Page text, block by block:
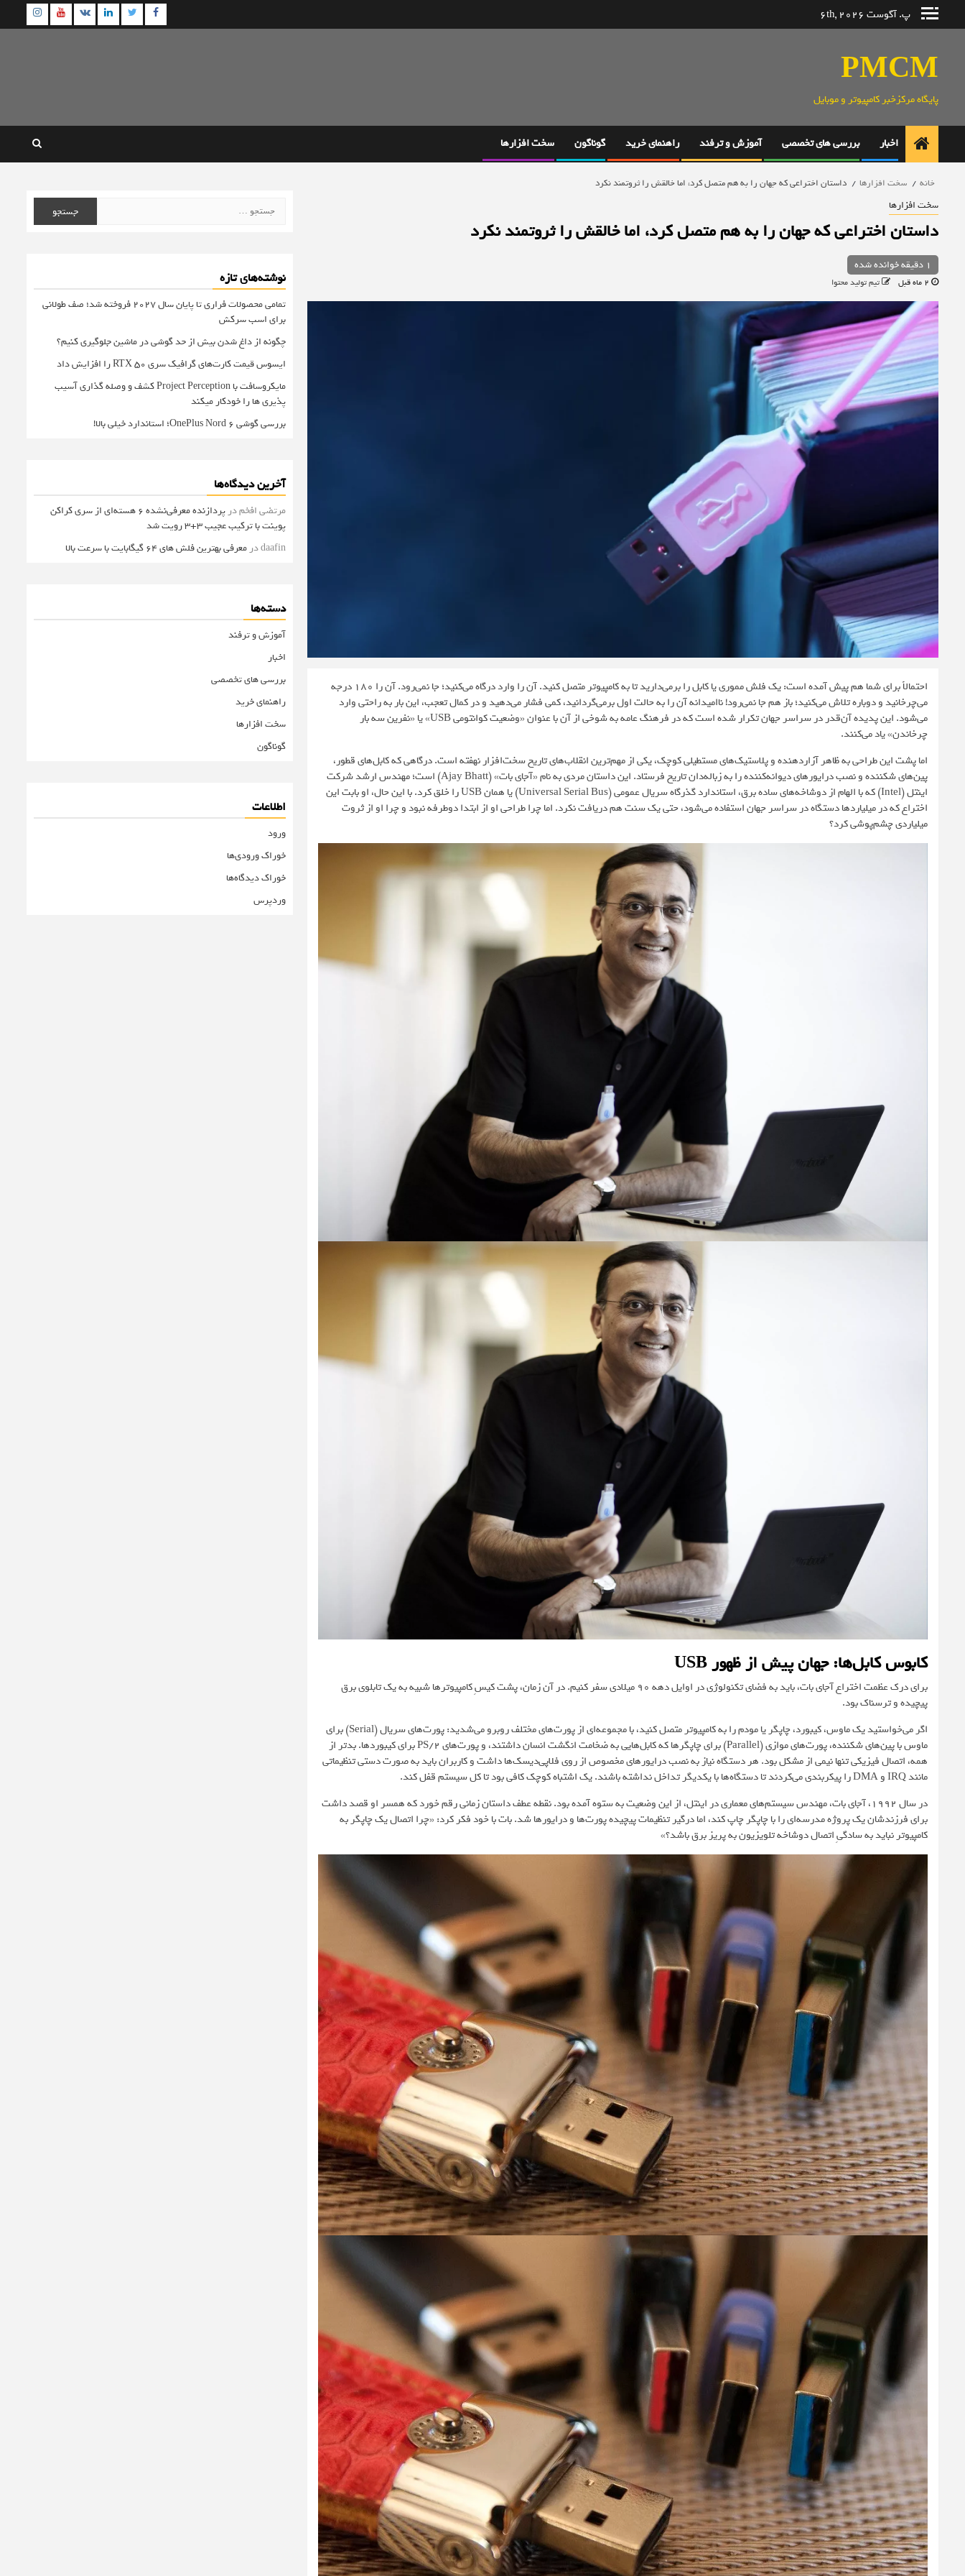
پ. آگوست 6th, 2026 Facebook
Twitter
Linkedin
VK
PMCM
پایگاه مرکزخبر کامپیوتر و موبایل
اخبار بررسی های تخصصی آموزش و ترفند راهنمای خرید گوناگون سخت افزارها
خانه سخت افزارها داستان اختراعی که جهان را به هم متصل کرد، اما خالقش را ثروتمند نکرد
سخت افزارها
داستان اختراعی که جهان را به هم متصل کرد، اما خالقش را ثروتمند نکرد
1 دقیقه خوانده شده
تیم تولید محتوا
احتمالاً برای شما هم پیش آمده است: یک فلش مموری یا کابل را برمی‌دارید تا به کامپیوتر متصل کنید. آن را وارد درگاه می‌کنید؛ جا نمی‌رود. آن را 180 درجه
می‌چرخانید و دوباره تلاش می‌کنید؛ باز هم جا نمی‌رود! ناامیدانه آن را به حالت اول برمی‌گردانید، کمی فشار می‌دهید و در کمال تعجب، این بار به راحتی وارد
می‌شود. این پدیده آن‌قدر در سراسر جهان تکرار شده است که در فرهنگ عامه به شوخی از آن با عنوان «وضعیت کوانتومی USB» یا «نفرین سه بار
چرخاندن» یاد می‌کنند.
اما پشت این طراحی به ظاهر آزاردهنده و پلاستیک‌های مستطیلی کوچک، یکی از مهم‌ترین انقلاب‌های تاریخ سخت‌افزار نهفته است. درگاهی که کابل‌های قطور،
پین‌های شکننده و نصب درایورهای دیوانه‌کننده را به زباله‌دان تاریخ فرستاد. این داستان مردی به نام «آجای بات» (Ajay Bhatt) است؛ مهندس ارشد شرکت
اینتل (Intel) که با الهام از دوشاخه‌های ساده برق، استاندارد گذرگاه سریال عمومی (Universal Serial Bus) یا همان USB را خلق کرد. با این حال، او بابت این
اختراع که در میلیاردها دستگاه در سراسر جهان استفاده می‌شود، حتی یک سنت هم دریافت نکرد. اما چرا طراحی او از ابتدا دوطرفه نبود و چرا او از ثروت
میلیاردی چشم‌پوشی کرد؟
کابوس کابل‌ها: جهان پیش از ظهور USB
برای درک عظمت اختراع آجای بات، باید به فضای تکنولوژی در اوایل دهه 90 میلادی سفر کنیم. در آن زمان، پشت کیسِ کامپیوترها شبیه به یک تابلوی برق
پیچیده و ترسناک بود.
اگر می‌خواستید یک ماوس، کیبورد، چاپگر یا مودم را به کامپیوتر متصل کنید، با مجموعه‌ای از پورت‌های مختلف روبرو می‌شدید: پورت‌های سریال (Serial) برای
ماوس با پین‌های شکننده، پورت‌های موازی (Parallel) برای چاپگرها که کابل‌هایی به ضخامت انگشت انسان داشتند، و پورت‌های PS/2 برای کیبوردها. بدتر از
همه، اتصال فیزیکی تنها نیمی از مشکل بود. هر دستگاه نیاز به نصب درایورهای مخصوص از روی فلاپی‌دیسک‌ها داشت و کاربران باید به صورت دستی تنظیماتی
مانند IRQ و DMA را پیکربندی می‌کردند تا دستگاه‌ها با یکدیگر تداخل نداشته باشند. یک اشتباه کوچک کافی بود تا کل سیستم قفل کند.
در سال 1992، آجای بات، مهندس سیستم‌های معماری در اینتل، از این وضعیت به ستوه آمده بود. نقطه عطف داستان زمانی رقم خورد که همسر او قصد داشت
برای فرزندشان یک پروژه مدرسه‌ای را با چاپگر چاپ کند، اما درگیر تنظیمات پیچیده پورت‌ها و درایورها شد. بات با خود فکر کرد: «چرا اتصال یک چاپگر به
کامپیوتر نباید به سادگیِ اتصال دوشاخه تلویزیون به پریز برق باشد؟»
برای:
نوشته‌های تازه
تمامی محصولات فراری تا پایان سال ۲۰۲۷ فروخته شد؛ صف طولانی
برای اسب سرکش
چگونه از داغ شدن بیش از حد گوشی در ماشین جلوگیری کنیم؟
ایسوس قیمت کارت‌های گرافیک سری RTX 50 را افزایش داد
مایکروسافت با Project Perception کشف و وصله گذاری آسیب
پذیری ها را خودکار میکند
بررسی گوشی OnePlus Nord 6؛ استاندارد خیلی بالا!
آخرین دیدگاه‌ها
مرتضی افخمدر
پردازنده معرفی‌نشده 6 هسته‌ای از سری کراکن
پوینت با ترکیب عجیب 3+3 رویت شد
daafinدر معرفی بهترین فلش های 64 گیگابایت با سرعت بالا
دسته‌ها
آموزش و ترفند
اخبار
بررسی های تخصصی
راهنمای خرید
سخت افزارها
گوناگون
اطلاعات
ورود
خوراک ورودی‌ها
خوراک دیدگاه‌ها
وردپرس